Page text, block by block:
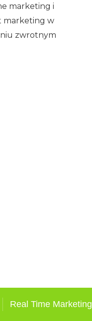
marketing i
marketing w
zwrotnym
Real Time Marketing